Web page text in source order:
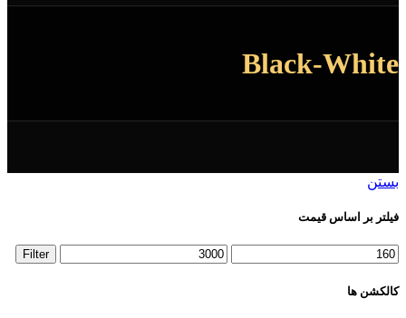
Black-White
بستن
فیلتر بر اساس قیمت
Filter
کالکشن ها